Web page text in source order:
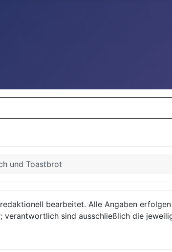
und Toastbrot
bearbeitet. Alle Angaben erfolgen
sind ausschließlich die